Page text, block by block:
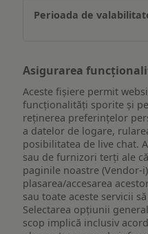
dispozitiv
Asigurarea
Aceste fișiere permit
funcționalități sporite și
reţinerea preferinţelor
a datelor de logare,
posibilitatea de live chat.
sau de furnizori terți ale
paginile noastre (Vendor-
plasarea/accesarea
sau toate aceste servicii
Selectarea opțiunii
scop implică inclusiv